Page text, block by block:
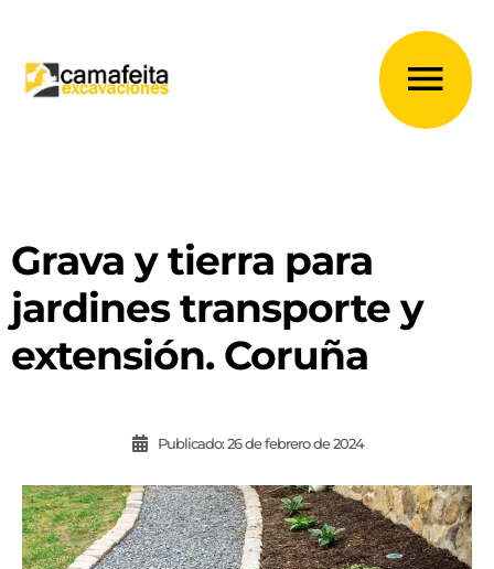
contenido
Grava y tierra para
jardines transporte y
extensión. Coruña
Publicado: 26 de febrero de 2024